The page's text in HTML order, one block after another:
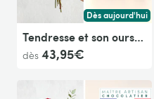
Dès aujourd'hui
Livraison dès
Tendresse et son ourson
dès 43,95€